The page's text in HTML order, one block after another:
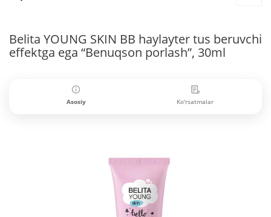
Belita YOUNG SKIN BB haylayter tus beruvchi
effektga ega “Benuqson porlash”, 30ml
Asosiy Ko'rsatmalar